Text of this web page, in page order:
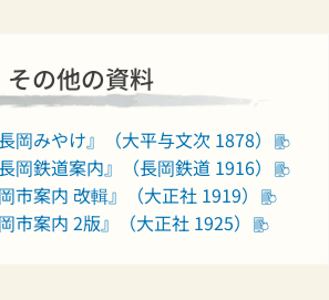
その他の資料
岡みやけ』（大平与文次 1878）
岡鉄道案内』（長岡鉄道 1916）
市案内 改輯』（大正社 1919）
市案内 2版』（大正社 1925）